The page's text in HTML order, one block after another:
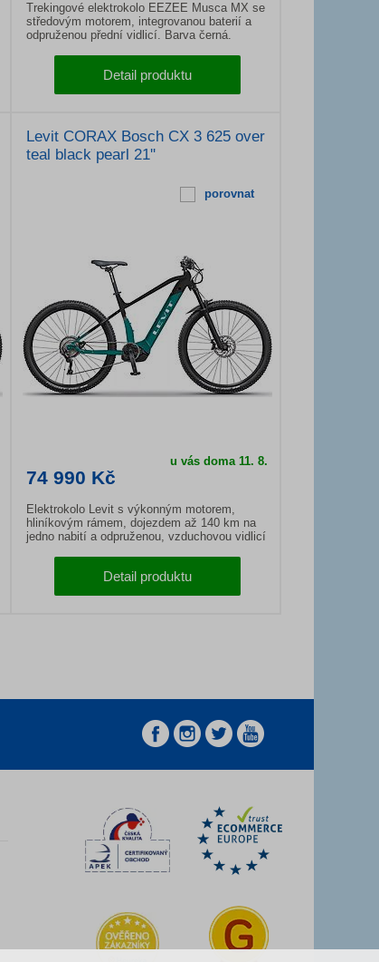
Trekingové elektrokolo EEZEE Musca MX se
středovým motorem, integrovanou baterií a
odpruženou přední vidlicí. Barva černá.
Detail produktu
Levit CORAX Bosch CX 3 625 over
teal black pearl 21''
porovnat
74 990 Kč
u vás doma 11. 8.
Elektrokolo Levit s výkonným motorem,
hliníkovým rámem, dojezdem až 140 km na
jedno nabití a odpruženou, vzduchovou vidlicí
Detail produktu